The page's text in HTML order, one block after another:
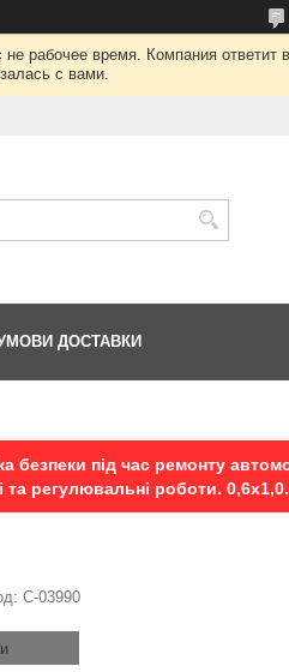
рабочее время. Компания
с вами.
ДОСТАВКИ
безпеки під час ремонту
та регулювальні роботи.
С-03990